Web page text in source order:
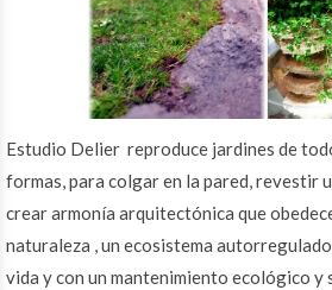
Estudio Delier reproduce jardines de
formas, para colgar en la pared, revestir
crear armonía arquitectónica que
naturaleza , un ecosistema
vida y con un mantenimiento ecológico y